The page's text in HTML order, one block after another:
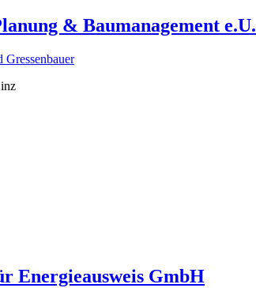
& Baumanagement e.U.
Energieausweis GmbH